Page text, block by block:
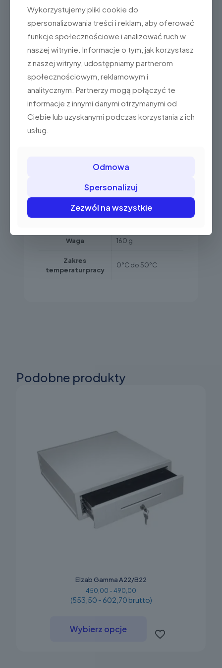
kody o dużej
małe kody”
(wersja HD)
tak
kody (Aztec) z
dowodów
rejestracyjnych
tak
Porty komunikacyjne
Waga 160 g
Zakres
temperatur pracy
0°C do 50°C
Podobne produkty
Elzab Gamma A22/B22
450,00 - 490,00
(553,50 - 602,70 brutto)
Wybierz opcje
ma
wiele
Wykorzystujemy pliki cookie do
spersonalizowania treści i reklam, aby oferować
funkcje społecznościowe i analizować ruch w
naszej witrynie. Informacje o tym, jak korzystasz
z naszej witryny, udostępniamy partnerom
społecznościowym, reklamowym i
analitycznym. Partnerzy mogą połączyć te
informacje z innymi danymi otrzymanymi od
Ciebie lub uzyskanymi podczas korzystania z ich
usług.
Odmowa
Spersonalizuj
Zezwól na wszystkie